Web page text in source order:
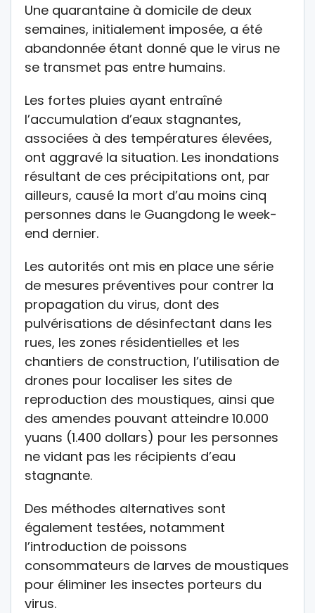
Une quarantaine à domicile de deux
semaines, initialement imposée, a été
abandonnée étant donné que le virus ne
se transmet pas entre humains.
Les fortes pluies ayant entraîné
l’accumulation d’eaux stagnantes,
associées à des températures élevées,
ont aggravé la situation. Les inondations
résultant de ces précipitations ont, par
ailleurs, causé la mort d’au moins cinq
personnes dans le Guangdong le week-
end dernier.
Les autorités ont mis en place une série
de mesures préventives pour contrer la
propagation du virus, dont des
pulvérisations de désinfectant dans les
rues, les zones résidentielles et les
chantiers de construction, l’utilisation de
drones pour localiser les sites de
reproduction des moustiques, ainsi que
des amendes pouvant atteindre 10.000
yuans (1.400 dollars) pour les personnes
ne vidant pas les récipients d’eau
stagnante.
Des méthodes alternatives sont
également testées, notamment
l’introduction de poissons
consommateurs de larves de moustiques
pour éliminer les insectes porteurs du
virus.